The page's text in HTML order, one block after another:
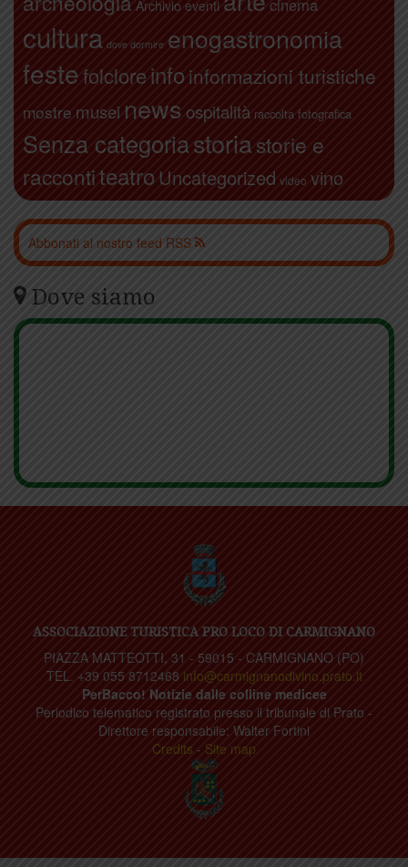
Archivio eventi cinema
cultura dove dormire enogastronomia
festefolcloreinfo informazioni turistiche
mostre musei news ospitalità raccolta fotografica
Senza categoriastoriastorie e
raccontiteatro Uncategorized video vino
Abbonati al nostro feed RSS
Dove siamo
ASSOCIAZIONE TURISTICA PRO LOCO DI CARMIGNANO
PIAZZA MATTEOTTI, 31 - 59015 - CARMIGNANO (PO)
TEL. +39 055 8712468 info@carmignanodivino.prato.it
PerBacco! Notizie dalle colline medicee
Periodico telematico registrato presso il tribunale di Prato -
Direttore responsabile: Walter Fortini
Credits - Site map